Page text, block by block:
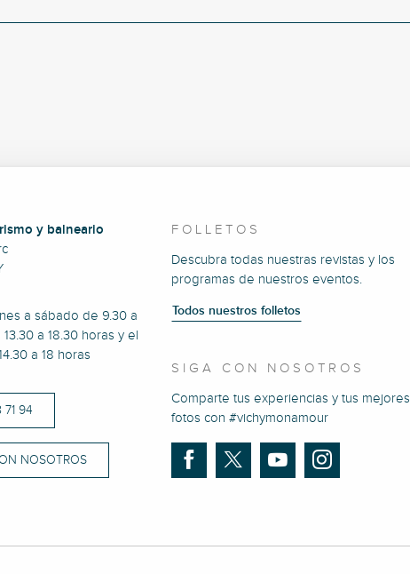
y balneario
a sábado de 9.30 a
a 18.30 horas y el
a 18 horas
94
NOSOTROS
FOLLETOS
Descubra todas nuestras revistas y los
programas de nuestros eventos.
Todos nuestros folletos
SIGA CON NOSOTROS
Comparte tus experiencias y tus mejores
fotos con #vichymonamour